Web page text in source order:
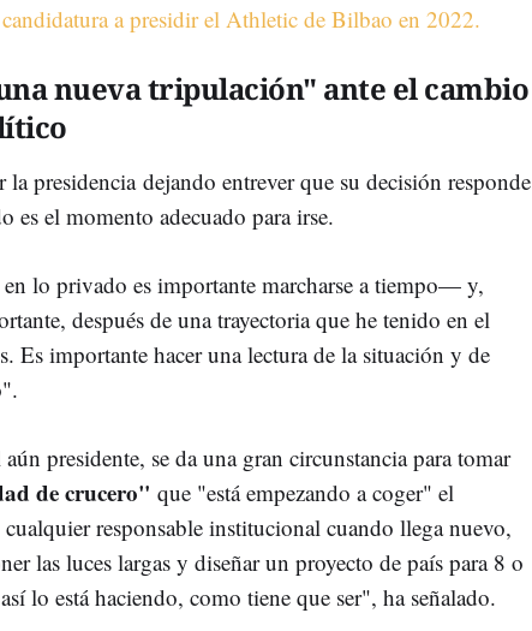
candidatura a presidir el Athletic de Bilbao en 2022.
nueva tripulación" ante el cambio
la presidencia dejando entrever que su decisión responde
es el momento adecuado para irse.
lo privado es importante marcharse a tiempo— y,
después de una trayectoria que he tenido en el
Es importante hacer una lectura de la situación y de
presidente, se da una gran circunstancia para tomar
de crucero" que "está empezando a coger" el
responsable institucional cuando llega nuevo,
las luces largas y diseñar un proyecto de país para 8 o
lo está haciendo, como tiene que ser", ha señalado.